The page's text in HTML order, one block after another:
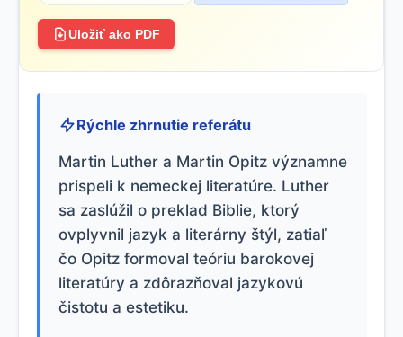
Uložiť ako PDF
Rýchle zhrnutie referátu
Martin Luther a Martin Opitz významne
prispeli k nemeckej literatúre. Luther
sa zaslúžil o preklad Biblie, ktorý
ovplyvnil jazyk a literárny štýl, zatiaľ
čo Opitz formoval teóriu barokovej
literatúry a zdôrazňoval jazykovú
čistotu a estetiku.